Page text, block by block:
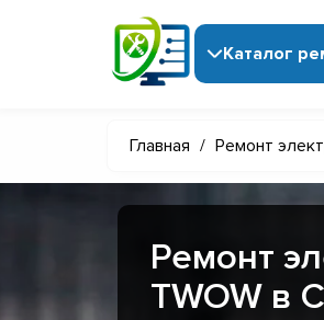
Каталог
Главная / Ремонт
Ремонт
TWOW в